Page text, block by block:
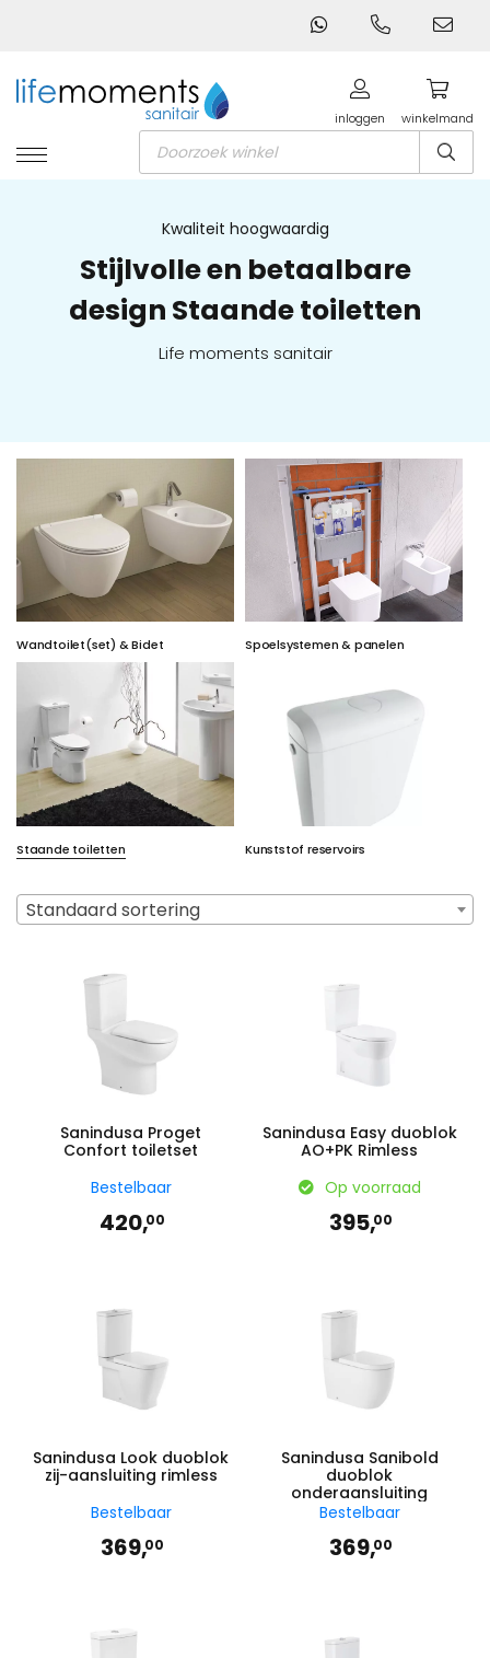
Producten
zoeken
inloggen winkelmand
Kwaliteit hoogwaardig
Stijlvolle en betaalbare
design Staande toiletten
Life moments sanitair
Wandtoilet(set) & Bidet Spoelsystemen & panelen
Staande toiletten Kunststof reservoirs
Standaard sortering
Sanindusa Proget
Confort toiletset
Bestelbaar
420,00
Sanindusa Easy duoblok
AO+PK Rimless
Op voorraad
395,00
Sanindusa Look duoblok
zij-aansluiting rimless
Bestelbaar
369,00
Sanindusa Sanibold
duoblok
onderaansluiting
Bestelbaar
369,00